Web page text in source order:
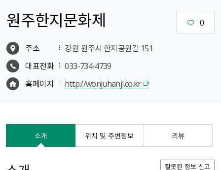
원주한지문화제 0
주소
강원 원주시 한지공원길 151
대표전화
033-734-4739
홈페이지
http://wonjuhanji.co.kr
소개 위치 및 주변정보 리뷰
잘못된 정보 신고